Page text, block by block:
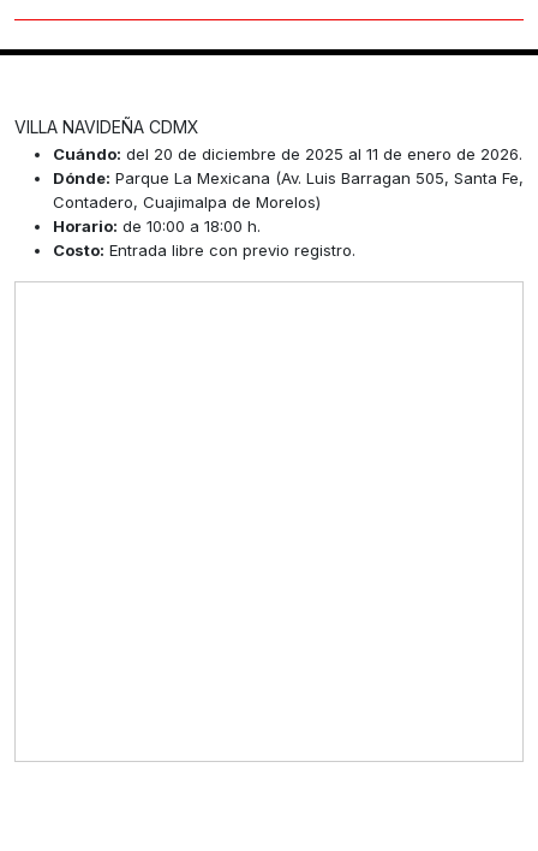
VILLA NAVIDEÑA CDMX
Cuándo: del 20 de diciembre de 2025 al 11 de enero de 2026.
Dónde: Parque La Mexicana (Av. Luis Barragan 505, Santa Fe,
Contadero, Cuajimalpa de Morelos)
Horario: de 10:00 a 18:00 h.
Costo: Entrada libre con previo registro.